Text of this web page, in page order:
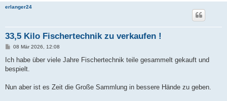
erlanger24
33,5 Kilo Fischertechnik zu verkaufen !
B
i
r
08 Mär 2026, 12:08
Ich habe über viele Jahre Fischertechnik teile gesammelt gekauft und
bespielt.
Nun aber ist es Zeit die Große Sammlung in bessere Hände zu geben.